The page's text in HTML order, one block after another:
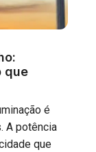
que
é
A potência
que